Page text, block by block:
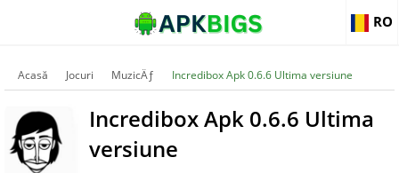
RO
Acasă Jocuri MuzicÄƒ Incredibox Apk 0.6.6 Ultima versiune
Incredibox Apk 0.6.6 Ultima
versiune